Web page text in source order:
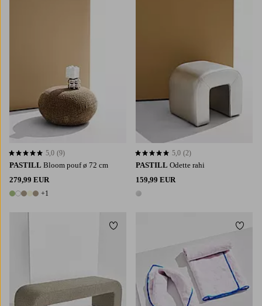
PASTILL Bloom pouf ø 72 cm
279,99 EUR
6 värejä
+1
5,0 perustuen 9 arvosanaan
5,0 (9)
PASTILL Odette rahi
159,99 EUR
1 väri
5,0 perustuen 2 arvosanaan
5,0 (2)
Lisää suosikkeihin Lisää